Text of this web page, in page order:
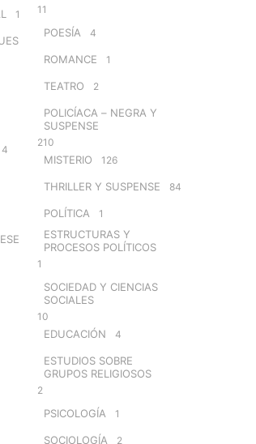
1
4
11
POESÍA 4
ROMANCE 1
TEATRO 2
POLICÍACA – NEGRA Y
SUSPENSE
210
MISTERIO 126
THRILLER Y SUSPENSE 84
POLÍTICA 1
ESTRUCTURAS Y
PROCESOS POLÍTICOS
1
SOCIEDAD Y CIENCIAS
SOCIALES
10
EDUCACIÓN 4
ESTUDIOS SOBRE
GRUPOS RELIGIOSOS
2
PSICOLOGÍA 1
SOCIOLOGÍA 2